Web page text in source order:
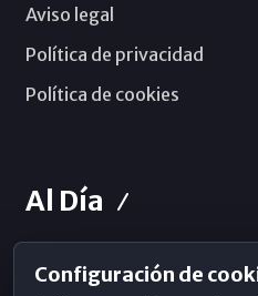
Aviso legal
Política de privacidad
Política de cookies
Al Día
Horarios de Misa
Configuración de